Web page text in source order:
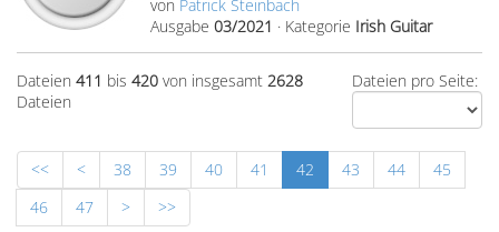
von Patrick Steinbach
Ausgabe 03/2021 · Kategorie Irish Guitar
Dateien pro Seite:
Dateien 411 bis 420 von insgesamt 2628
Dateien
<< < 38 39 40 41 42 43 44
45
46
47 > >>